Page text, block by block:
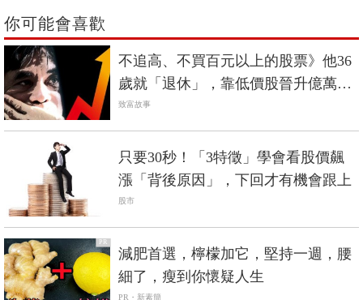
你可能會喜歡
不追高、不買百元以上的股票》他36
歲就「退休」，靠低價股晉升億萬富
翁！
致富故事
只要30秒！「3特徵」學會看股價飆
漲「背後原因」，下回才有機會跟上
股市
PR
減肥首選，檸檬加它，堅持一週，腰
細了，瘦到你懷疑人生
PR・新素簡